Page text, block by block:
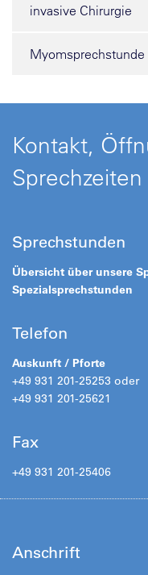
invasive Chirurgie
Myomsprechstunde
Kontakt,
Sprechzeiten
Sprechstunden
Übersicht über unsere
Spezialsprechstunden
Telefon
Auskunft / Pforte
+49 931 201-25253 oder
+49 931 201-25621
Fax
+49 931 201-25406
Anschrift